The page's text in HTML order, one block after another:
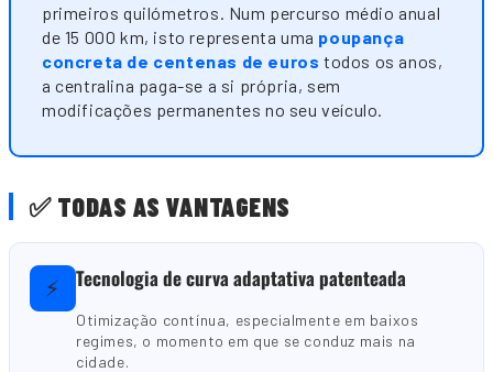
primeiros quilómetros. Num percurso médio anual
de 15 000 km, isto representa uma poupança
concreta de centenas de euros todos os anos,
a centralina paga-se a si própria, sem
modificações permanentes no seu veículo.
✅ TODAS AS VANTAGENS
⚡ Tecnologia de curva adaptativa patenteada
Otimização contínua, especialmente em baixos
regimes, o momento em que se conduz mais na
cidade.